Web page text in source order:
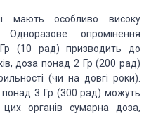
мають особливо високу
опромінення
(10 рад) призводить до
доза понад 2 Гр (200 рад)
(чи на довгі роки).
понад 3 Гр (300 рад) можуть
органів сумарна доза,